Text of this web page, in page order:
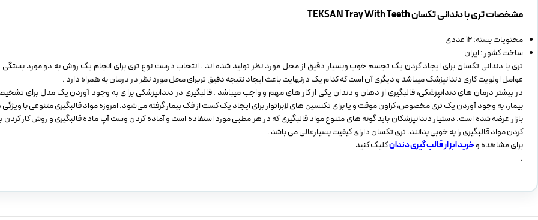
مشخصات تری با دندانی تکسانTEKSAN Tray With Teeth
محتویات بسته: 12 عددی
ساخت کشور : ایران
تری با دندانی تکسان برای ایجاد کردن یک تجسم خوب وبسیار دقیق از محل مورد نظر تولید شده اند . انتخاب درست نوع تری برای انجام یک روش به دو مورد بستگی
عوامل اولویت کاری دندانپزشک میباشد و دیگری آن است که کدام یک درنهایت باعث ایجاد نتیجه دقیق تربرای محل مورد نظر در درمان به همراه دارد .
در بیشتر درمان های دندانپزشکی، قالبگیری از دهان و دندان یکی از کار های مهم و واجب میباشد . قالبگیری در دندانپزشکی برا ی به وجود آوردن یک مدل برای
بیمار، به وجود آوردن یک تری مخصوص، کراون موقت و یا برای تکنسین های لابراتوار برای ایجاد یک کست از فک بیمار گرفته می‌شود. امروزه مواد قالبگیری متنوعی با
بازار عرضه شده است. دستیار دندانپزشکان باید گونه های متنوع مواد قالبگیری که در هر مطبی مورد استفاده است و آماده کردن وست آپ ماده قالبگیری و روش کار کردن
کردن مواد قالبگیری را به خوبی بدانند. تری تکسان دارای کیفیت بسیارعالی می باشد .
برای مشاهده وخرید ابزار قالب گیری دندانکلیک کنید
.